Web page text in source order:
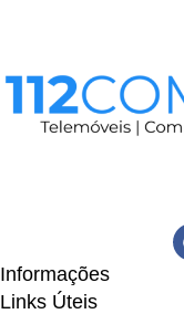
Informações
Links Úteis